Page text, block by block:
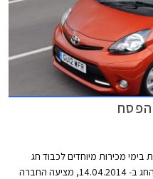
הפסח
בימי מכירות מיוחדים לכבוד חג
האביב. במהלך המבצע שיימשך עד ערב החג ב- 14.04.2014, מציעה החברה